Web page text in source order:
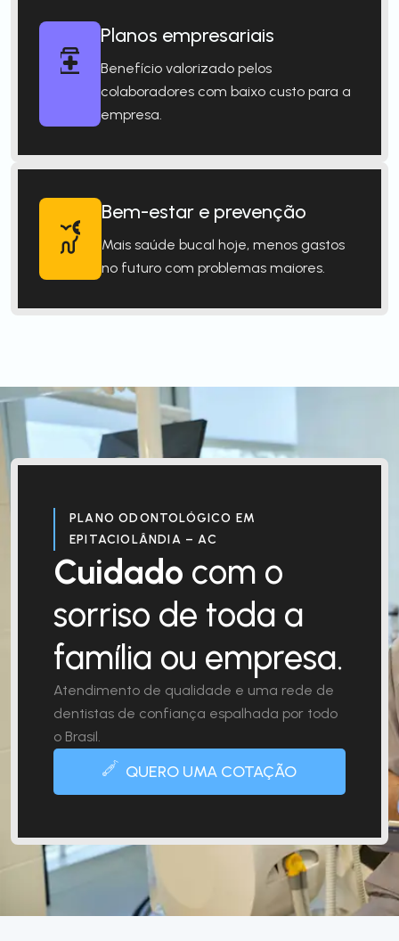
Planos empresariais
Benefício valorizado pelos
colaboradores com baixo custo para a
empresa.
Bem-estar e prevenção
Mais saúde bucal hoje, menos gastos
no futuro com problemas maiores.
PLANO ODONTOLÓGICO EM
EPITACIOLÂNDIA – AC
Cuidado com o
sorriso de toda a
família ou empresa.
Atendimento de qualidade e uma rede de
dentistas de confiança espalhada por todo
o Brasil.
QUERO UMA COTAÇÃO